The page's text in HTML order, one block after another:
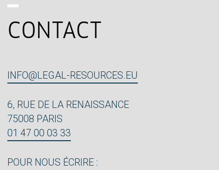
CONTACT
INFO@LEGAL-RESOURCES.EU
6, RUE DE LA RENAISSANCE
75008 PARIS
01 47 00 03 33
POUR NOUS ÉCRIRE :